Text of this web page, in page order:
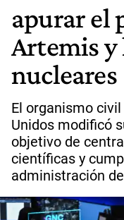
apurar el
Artemis y
nucleares
El organismo
Unidos modificó
objetivo de
científicas y
administración